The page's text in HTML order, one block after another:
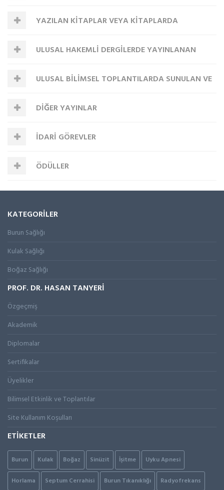
SUNULAN VE BİLDİRİ KİTABINDA (PROCEEDINGS)
BASILAN BİLDİRİLER
YAZILAN KİTAPLAR VEYA KİTAPLARDA
BÖLÜMLERULUSAL HAKEMLİ DERGİLERDE YAYINLANAN
MAKALELERULUSAL BİLİMSEL TOPLANTILARDA SUNULAN VE
BİLDİRİ KİTABINDA BASILAN BİLDİRİLER
DİĞER YAYINLAR
İDARİ GÖREVLER
ÖDÜLLER
KATEGORİLER
Burun Sağlığı
Kulak Sağlığı
Boğaz Sağlığı
PROF. DR. HASAN TANYERİ
Özgeçmiş
Akademik
Diplomalar
Sertifikalar
Üyelikler
Bilimsel Etkinlik ve Toplantılar
Site Kullanım Koşulları
ETİKETLER
Burun Kulak Boğaz Sinüzit İşitme Uyku Apnesi
Horlama Septum Cerrahisi Burun Tıkanıklığı Radyofrekans